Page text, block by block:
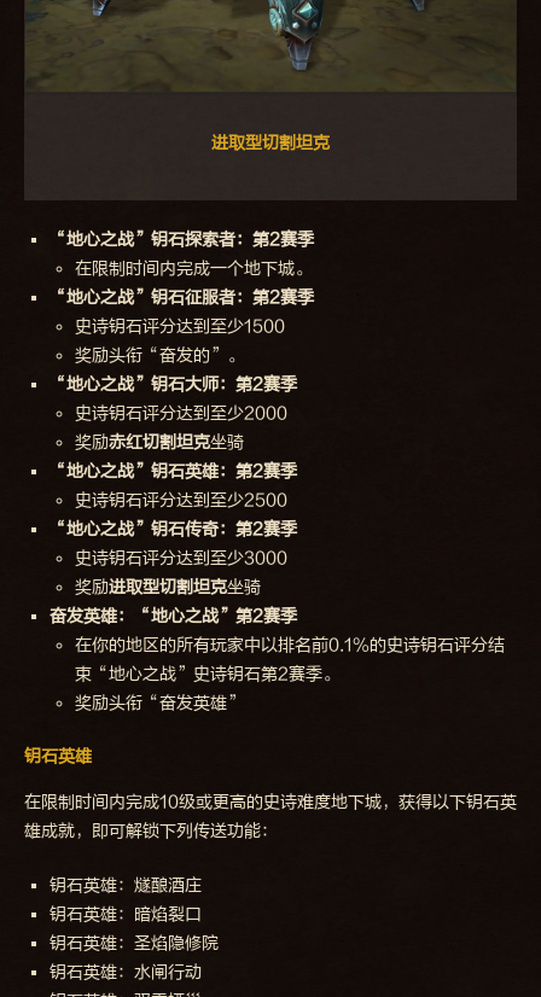
进取型切割坦克
“地心之战”钥石探索者：第2赛季
在限制时间内完成一个地下城。
“地心之战”钥石征服者：第2赛季
史诗钥石评分达到至少1500
奖励头衔“奋发的”。
“地心之战”钥石大师：第2赛季
史诗钥石评分达到至少2000
奖励赤红切割坦克坐骑
“地心之战”钥石英雄：第2赛季
史诗钥石评分达到至少2500
“地心之战”钥石传奇：第2赛季
史诗钥石评分达到至少3000
奖励进取型切割坦克坐骑
奋发英雄：“地心之战”第2赛季
在你的地区的所有玩家中以排名前0.1%的史诗钥石评分结
束“地心之战”史诗钥石第2赛季。
奖励头衔“奋发英雄”
钥石英雄
在限制时间内完成10级或更高的史诗难度地下城，获得以下钥石英
雄成就，即可解锁下列传送功能：
钥石英雄：燧酿酒庄
钥石英雄：暗焰裂口
钥石英雄：圣焰隐修院
钥石英雄：水闸行动